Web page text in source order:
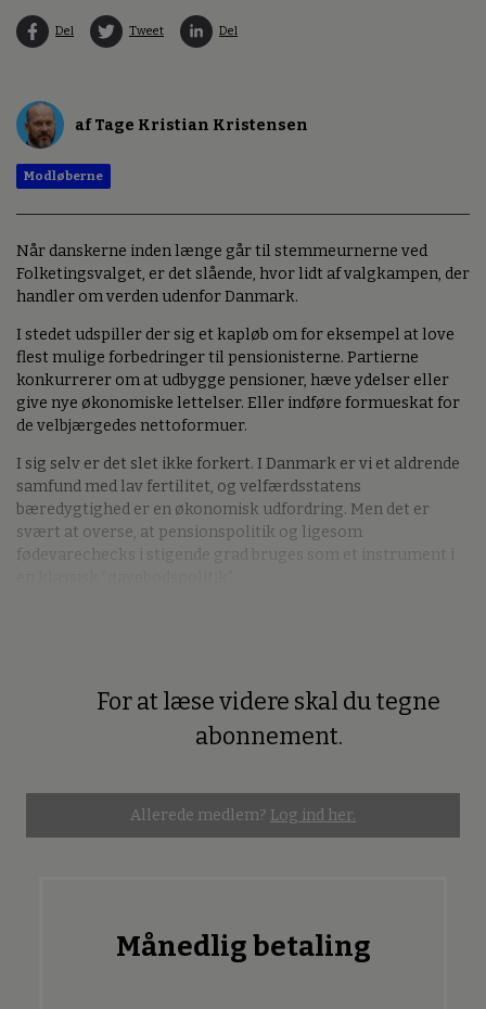
Del Tweet Del
af Tage Kristian Kristensen
Modløberne
Når danskerne inden længe går til stemmeurnerne ved
Folketingsvalget, er det slående, hvor lidt af valgkampen, der
handler om verden udenfor Danmark.
I stedet udspiller der sig et kapløb om for eksempel at love
flest mulige forbedringer til pensionisterne. Partierne
konkurrerer om at udbygge pensioner, hæve ydelser eller
give nye økonomiske lettelser. Eller indføre formueskat for
de velbjærgedes nettoformuer.
I sig selv er det slet ikke forkert. I Danmark er vi et aldrende
samfund med lav fertilitet, og velfærdsstatens
bæredygtighed er en økonomisk udfordring. Men det er
svært at overse, at pensionspolitik og ligesom
fødevarechecks i stigende grad bruges som et instrument i
For at læse videre skal du tegne
abonnement.
Allerede medlem? Log ind her.
Månedlig betaling